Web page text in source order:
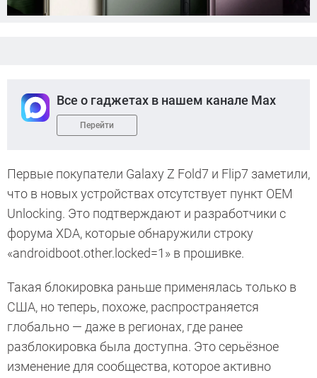
Все о гаджетах в нашем канале Max
Перейти
Первые покупатели Galaxy Z Fold7 и Flip7 заметили,
что в новых устройствах отсутствует пункт OEM
Unlocking. Это подтверждают и разработчики с
форума XDA, которые обнаружили строку
«androidboot.other.locked=1» в прошивке.
Такая блокировка раньше применялась только в
США, но теперь, похоже, распространяется
глобально — даже в регионах, где ранее
разблокировка была доступна. Это серьёзное
изменение для сообщества, которое активно